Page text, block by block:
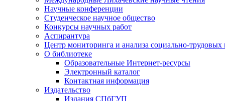
Научные конференции
Студенческое научное общество
Конкурсы научных работ
Аспирантура
Центр мониторинга и анализа социально-трудовых
О библиотеке
Образовательные Интернет-ресурсы
Электронный каталог
Контактная информация
Издательство
Издания СПбГУП